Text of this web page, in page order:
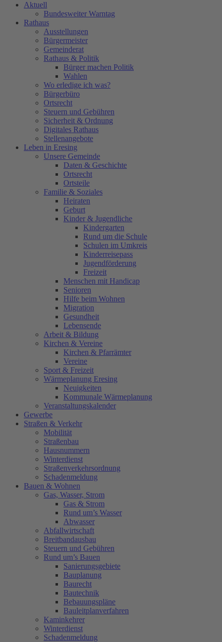
Aktuell
Bundesweiter Warntag
Rathaus
Ausstellungen
Bürgermeister
Gemeinderat
Rathaus & Politik
Bürger machen Politik
Wahlen
Wo erledige ich was?
Bürgerbüro
Ortsrecht
Steuern und Gebühren
Sicherheit & Ordnung
Digitales Rathaus
Stellenangebote
Leben in Eresing
Unsere Gemeinde
Daten & Geschichte
Ortsrecht
Ortsteile
Familie & Soziales
Heiraten
Geburt
Kinder & Jugendliche
Kindergarten
Rund um die Schule
Schulen im Umkreis
Kinderreisepass
Jugendförderung
Freizeit
Menschen mit Handicap
Senioren
Hilfe beim Wohnen
Migration
Gesundheit
Lebensende
Arbeit & Bildung
Kirchen & Vereine
Kirchen & Pfarrämter
Vereine
Sport & Freizeit
Wärmeplanung Eresing
Neuigkeiten
Kommunale Wärmeplanung
Veranstaltungskalender
Gewerbe
Straßen & Verkehr
Mobilität
Straßenbau
Hausnummern
Winterdienst
Straßenverkehrsordnung
Schadenmeldung
Bauen & Wohnen
Gas, Wasser, Strom
Gas & Strom
Rund um’s Wasser
Abwasser
Abfallwirtschaft
Breitbandausbau
Steuern und Gebühren
Rund um’s Bauen
Sanierungsgebiete
Bauplanung
Baurecht
Bautechnik
Bebauungspläne
Bauleitplanverfahren
Kaminkehrer
Winterdienst
Schadenmeldung